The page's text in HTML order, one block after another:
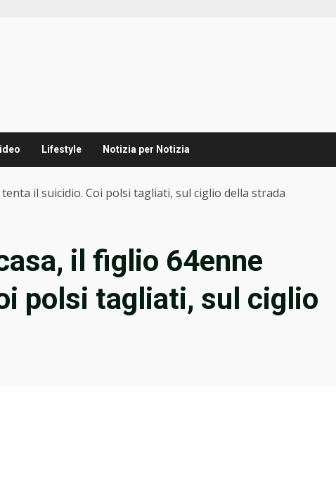
Lifestyle Notizia per Notizia
il suicidio. Coi polsi tagliati, sul ciglio della strada
il figlio 64enne
polsi tagliati, sul ciglio